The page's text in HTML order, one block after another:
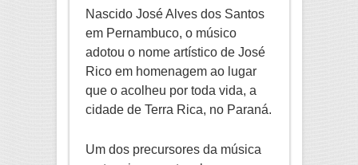
Nascido José Alves dos Santos
em Pernambuco, o músico
adotou o nome artístico de José
Rico em homenagem ao lugar
que o acolheu por toda vida, a
cidade de Terra Rica, no Paraná.
Um dos precursores da música